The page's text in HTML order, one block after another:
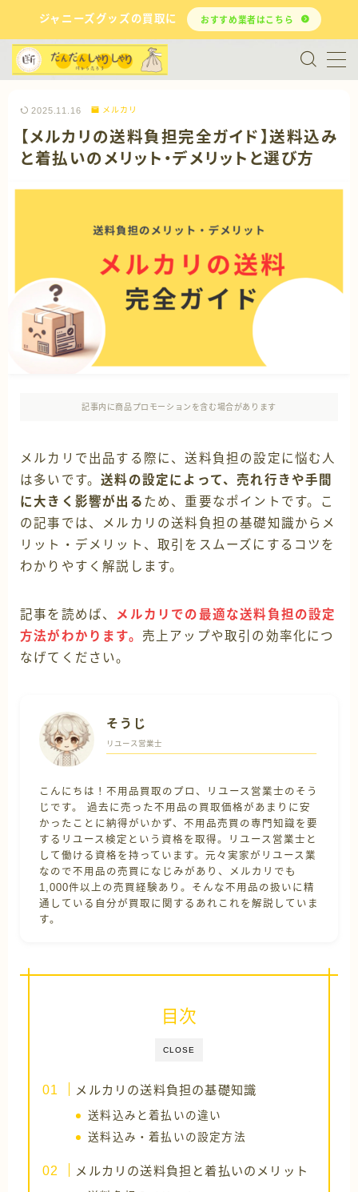
ジャニーズグッズの買取に おすすめ業者はこちら
MENU
お問い合わせ
買取
ジャニオタ
2025.11.16 メルカリ
【メルカリの送料負担完全ガイド】送料込み
と着払いのメリット・デメリットと選び方
記事内に商品プロモーションを含む場合があります
メルカリで出品する際に、送料負担の設定に悩む人
は多いです。送料の設定によって、売れ行きや手間
に大きく影響が出る ため、重要なポイントです。こ
の記事では、メルカリの送料負担の基礎知識からメ
リット・デメリット、取引をスムーズにするコツを
わかりやすく解説します。
記事を読めば、 メルカリでの最適な送料負担の設定
方法がわかります。 売上アップや取引の効率化につ
なげてください。
そうじ
リユース営業士
こんにちは！不用品買取のプロ、リユース営業士のそう
じです。 過去に売った不用品の買取価格があまりに安
かったことに納得がいかず、不用品売買の専門知識を要
するリユース検定という資格を取得。リユース営業士と
して働ける資格を持っています。元々実家がリユース業
なので不用品の売買になじみがあり、メルカリでも
1,000件以上の売買経験あり。そんな不用品の扱いに精
通している自分が買取に関するあれこれを解説していま
す。
CLOSE
目次
メルカリの送料負担の基礎知識
送料込みと着払いの違い
送料込み・着払いの設定方法
メルカリの送料負担と着払いのメリット